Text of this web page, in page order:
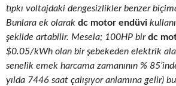
tıpkı voltajdaki dengesizlikler benzer
Bunlara ek olarak dc motor endüvi
şekilde artabilir. Mesela; 100HP birdc
$0.05/kWh olan bir şebekeden elektrik
senelik emek harcama zamanının %
yılda 7446 saat çalışıyor anlamına gelir) bu